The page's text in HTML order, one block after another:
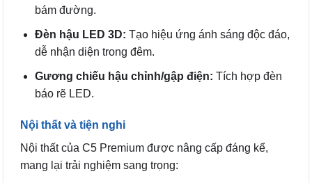
bám đường.
Đèn hậu LED 3D: Tạo hiệu ứng ánh sáng độc đáo,
dễ nhận diện trong đêm.
Gương chiếu hậu chỉnh/gập điện: Tích hợp đèn
báo rẽ LED.
Nội thất và tiện nghi
Nội thất của C5 Premium được nâng cấp đáng kể,
mang lại trải nghiệm sang trọng: